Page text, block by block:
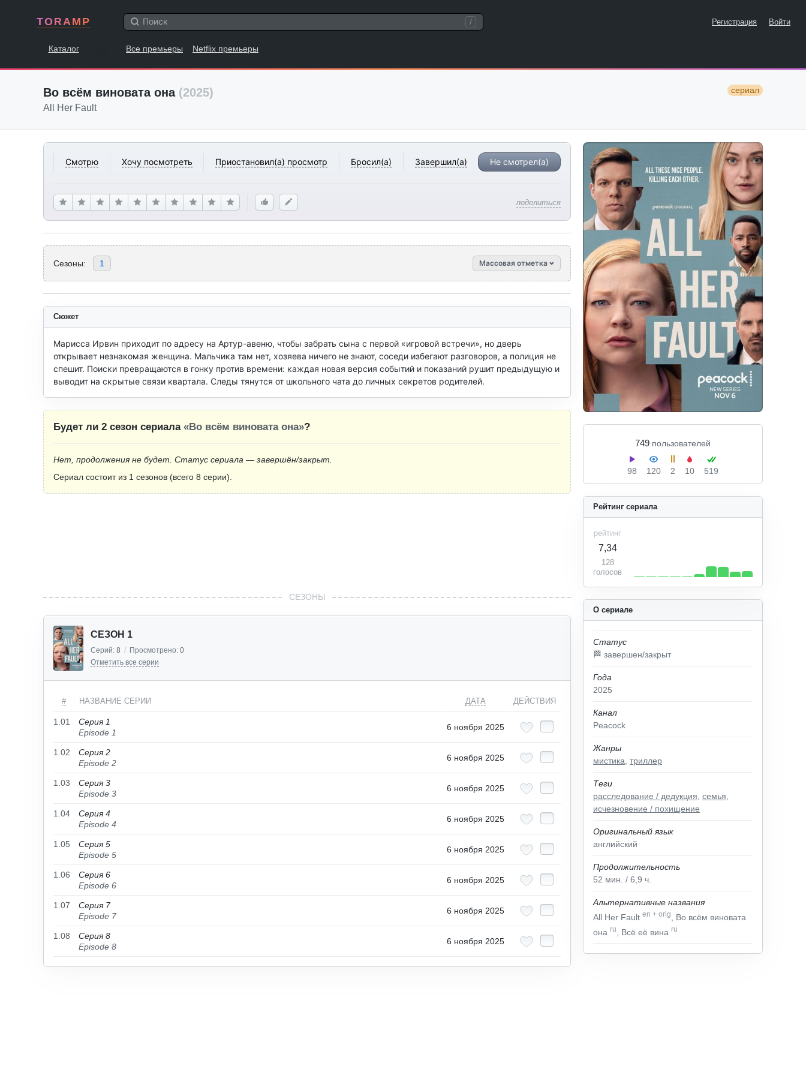
TORAMP / Регистрация Войти
Каталог Все премьеры Netflix премьеры
Во всём виновата она (2025) сериал
All Her Fault
Смотрю Хочу посмотреть Приостановил(а) просмотр Бросил(а) Завершил(а) Не смотрел(а)
поделиться
749 пользователей
98 120 2 10 519
Сезоны: 1 Массовая отметка
О сериале
Статус
🏁 завершен/закрыт
Года
2025
Канал
Peacock
Жанры
мистика триллер
Теги
расследование / дедукция семья
исчезновение / похищение
Оригинальный язык
английский
Продолжительность
52 мин. / 6,9 ч.
Альтернативные названия
All Her Fault en + orig
, Во всём виновата
она ru , Всё её вина ru
Рейтинг сериала
рейтинг
7,34
128
голосов
Сюжет
Марисса Ирвин приходит по адресу на Артур-авеню, чтобы забрать сына с первой «игровой встречи», но дверь
открывает незнакомая женщина. Мальчика там нет, хозяева ничего не знают, соседи избегают разговоров, а полиция не
спешит. Поиски превращаются в гонку против времени: каждая новая версия событий и показаний рушит предыдущую и
выводит на скрытые связи квартала. Следы тянутся от школьного чата до личных секретов родителей.
Будет ли 2 сезон сериала «Во всём виновата она»?
Нет, продолжения не будет. Статус сериала — завершён/закрыт.
Сериал состоит из 1 сезонов (всего 8 серии).
СЕЗОНЫ
СЕЗОН 1
Серий: 8 / Просмотрено: 0
Отметить все серии
# НАЗВАНИЕ СЕРИИ ДАТА ДЕЙСТВИЯ
1.01
Серия 1
Episode 1
6 ноября 2025
1.02
Серия 2
Episode 2
6 ноября 2025
1.03
Серия 3
Episode 3
6 ноября 2025
1.04
Серия 4
Episode 4
6 ноября 2025
1.05
Серия 5
Episode 5
6 ноября 2025
1.06
Серия 6
Episode 6
6 ноября 2025
1.07
Серия 7
Episode 7
6 ноября 2025
1.08
Серия 8
Episode 8
6 ноября 2025